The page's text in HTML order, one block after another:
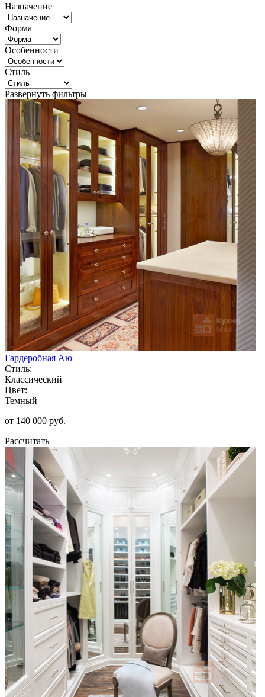
Назначение
Форма
Особенности
Стиль
Развернуть фильтры
Гардеробная Аю
Стиль:
Классический
Цвет:
Темный
от 140 000 руб.
Рассчитать